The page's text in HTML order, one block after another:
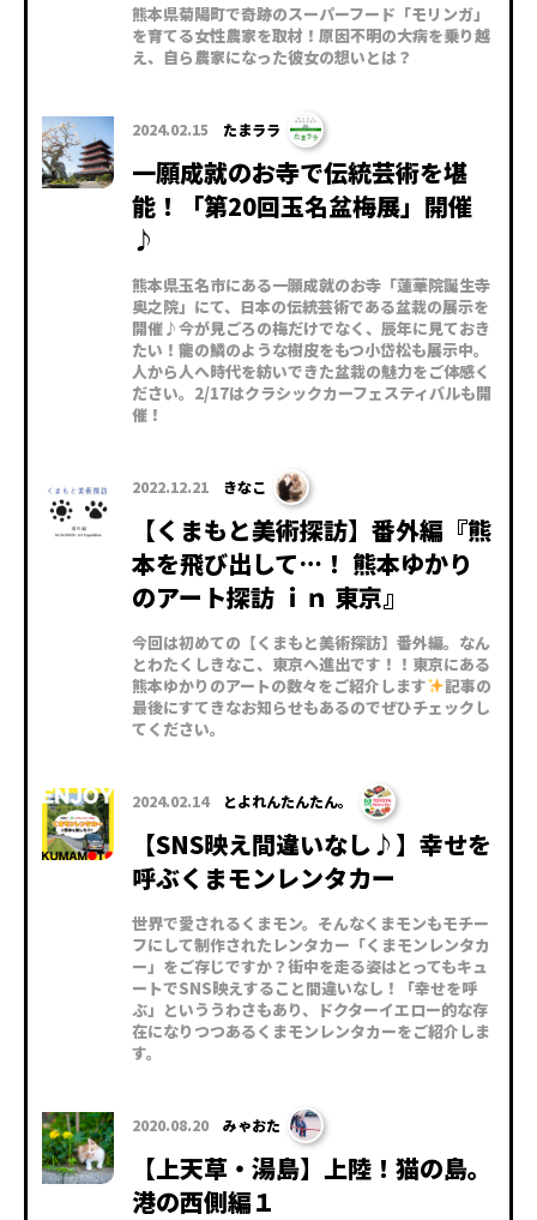
熊本県菊陽町で奇跡のスーパーフード「モリンガ」
を育てる女性農家を取材！原因不明の大病を乗り越
え、自ら農家になった彼女の想いとは？
2024.02.15 たまララ
一願成就のお寺で伝統芸術を堪
能！「第20回玉名盆梅展」開催
♪
熊本県玉名市にある一願成就のお寺「蓮華院誕生寺
奥之院」にて、日本の伝統芸術である盆栽の展示を
開催♪今が見ごろの梅だけでなく、辰年に見ておき
たい！龍の鱗のような樹皮をもつ小岱松も展示中。
人から人へ時代を紡いできた盆栽の魅力をご体感く
ださい。2/17はクラシックカーフェスティバルも開
催！
2022.12.21 きなこ
【くまもと美術探訪】番外編『熊
本を飛び出して…！ 熊本ゆかり
のアート探訪 ｉｎ 東京』
今回は初めての【くまもと美術探訪】番外編。なん
とわたくしきなこ、東京へ進出です！！東京にある
熊本ゆかりのアートの数々をご紹介します
記事の
最後にすてきなお知らせもあるのでぜひチェックし
てください。
2024.02.14 とよれんたんたん。
【SNS映え間違いなし♪】幸せを
呼ぶくまモンレンタカー
世界で愛されるくまモン。そんなくまモンもモチー
フにして制作されたレンタカー「くまモンレンタカ
ー」をご存じですか？街中を走る姿はとってもキュ
ートでSNS映えすること間違いなし！「幸せを呼
ぶ」といううわさもあり、ドクターイエロー的な存
在になりつつあるくまモンレンタカーをご紹介しま
す。
2020.08.20 みゃおた
【上天草・湯島】上陸！猫の島。
港の西側編１